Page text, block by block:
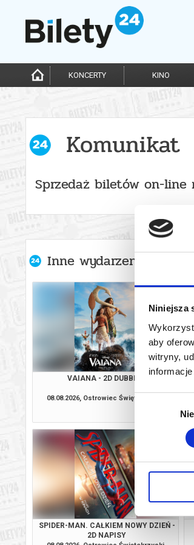
Niniejsza
aby
witryny,
Wybór
KONCERTY KINO
Komunikat
Sprzedaż biletów on-line
Inne wydarzenia
VAIANA - 2D DUBBING
08.08.2026, Ostrowiec Świętokrzyski
SPIDER-MAN. CAŁKIEM NOWY DZIEŃ -
2D NAPISY